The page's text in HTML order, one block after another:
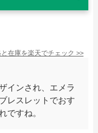
在庫を楽天でチェック >>
インされ、エメラ
レスレットでおす
ですね。